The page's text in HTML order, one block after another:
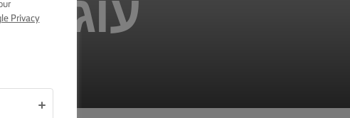
עוגתPrivacy